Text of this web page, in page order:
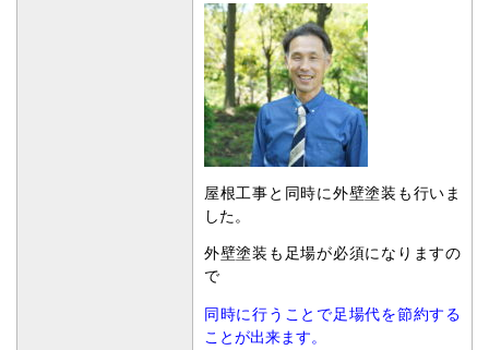
屋根工事と同時に外壁塗装も行いま
した。
外壁塗装も足場が必須になりますの
で
同時に行うことで足場代を節約する
ことが出来ます。